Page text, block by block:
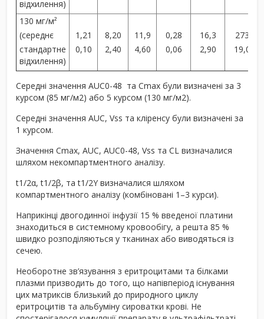
відхилення)
130 мг/м²
(середнє
стандартне
відхилення)
1,21
0,10
8,20
2,40
11,9
4,60
0,28
0,06
16,3
2,90
273
19,0
Середні значення AUC0-48 та Cmax були визначені за 3
курсом (85 мг/м2) або 5 курсом (130 мг/м2).
Середні значення AUC, Vss та кліренсу були визначені за
1 курсом.
Значення Cmаx, AUC, AUC0-48, Vss та СL визначалися
шляхом некомпартментного аналізу.
t1/2α, t1/2β, та t1/2Y визначалися шляхом
компартментного аналізу (комбіновані 1–3 курси).
Наприкінці двогодинної інфузії 15 % введеної платини
знаходиться в системному кровообігу, а решта 85 %
швидко розподіляються у тканинах або виводяться із
сечею.
Необоротне зв’язування з еритроцитами та білками
плазми призводить до того, що напівперіод існування
цих матриксів близький до природного циклу
еритроцитів та альбуміну сироватки крові. Не